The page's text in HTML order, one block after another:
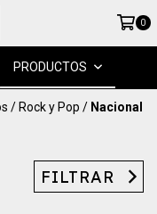
0
PRODUCTOS
/ Rock y Pop / Nacional
FILTRAR